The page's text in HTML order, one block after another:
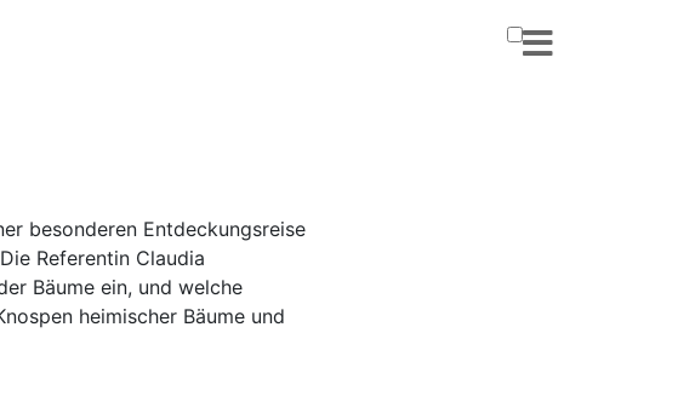
besonderen Entdeckungsreise
Referentin Claudia
Bäume ein, und welche
heimischer Bäume und